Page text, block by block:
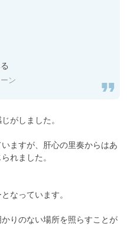
ン
がしました。
ますが、肝心の里奏からはあ
れました。
なっています。
りのない場所を照らすことが